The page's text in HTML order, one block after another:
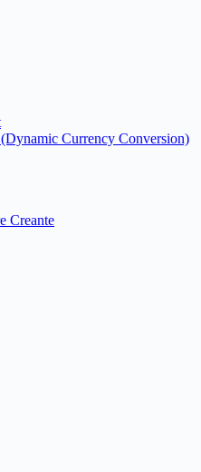
Currency Conversion)
Creante